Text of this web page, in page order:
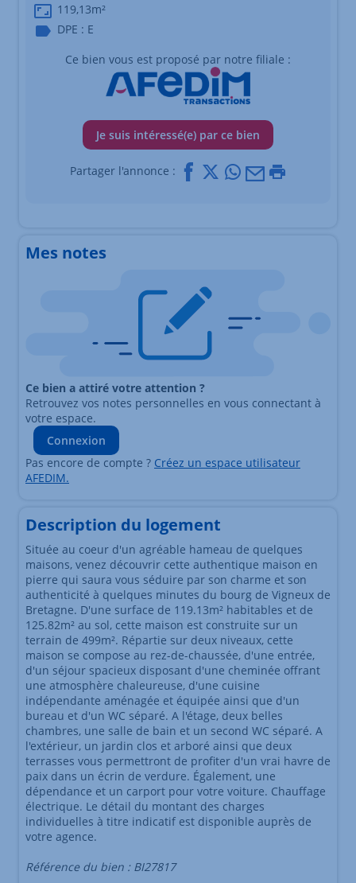
119,13m²
DPE : E
Ce bien vous est proposé par notre filiale :
Je suis intéressé(e) par ce bien
Partager l'annonce : Facebook
X Whatsapp
Mail
Mes notes
Ce bien a attiré votre attention ?
Retrouvez vos notes personnelles en vous connectant à
votre espace.
Connexion
Pas encore de compte ? Créez un espace utilisateur
AFEDIM.
Description du logement
Située au coeur d'un agréable hameau de quelques
maisons, venez découvrir cette authentique maison en
pierre qui saura vous séduire par son charme et son
authenticité à quelques minutes du bourg de Vigneux de
Bretagne. D'une surface de 119.13m² habitables et de
125.82m² au sol, cette maison est construite sur un
terrain de 499m². Répartie sur deux niveaux, cette
maison se compose au rez-de-chaussée, d'une entrée,
d'un séjour spacieux disposant d'une cheminée offrant
une atmosphère chaleureuse, d'une cuisine
indépendante aménagée et équipée ainsi que d'un
bureau et d'un WC séparé. A l'étage, deux belles
chambres, une salle de bain et un second WC séparé. A
l'extérieur, un jardin clos et arboré ainsi que deux
terrasses vous permettront de profiter d'un vrai havre de
paix dans un écrin de verdure. Également, une
dépendance et un carport pour votre voiture. Chauffage
électrique. Le détail du montant des charges
individuelles à titre indicatif est disponible auprès de
votre agence.
Référence du bien : BI27817